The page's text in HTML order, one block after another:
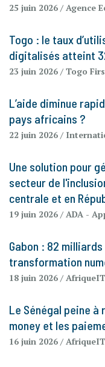
25 juin 2026 / Agence
Togo : le taux
digitalisés atteint
23 juin 2026 / Togo
L’aide diminue
pays africains ?
22 juin 2026 /
Une solution pour
secteur de
centrale et en
19 juin 2026 / ADA -
Gabon : 82
transformation
18 juin 2026 /
Le Sénégal peine
money et les
16 juin 2026 /